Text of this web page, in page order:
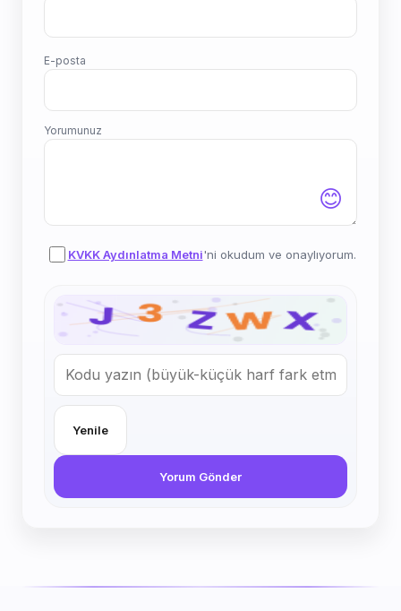
E-posta
Yorumunuz
😊
KVKK Aydınlatma Metni'ni okudum ve onaylıyorum.
Yenile
Yorum Gönder